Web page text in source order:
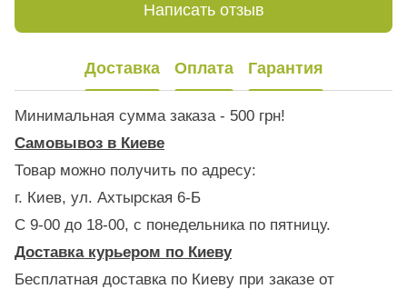
Написать отзыв
Доставка Оплата Гарантия
Минимальная сумма заказа - 500 грн!
Самовывоз в Киеве
Товар можно получить по адресу:
г. Киев, ул. Ахтырская 6-Б
С 9-00 до 18-00, с понедельника по пятницу.
Доставка курьером по Киеву
Бесплатная доставка по Киеву при заказе от